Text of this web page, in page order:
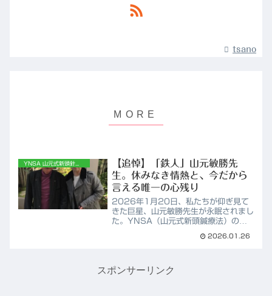
tsano
【追悼】「鉄人」山元敏勝先
生。休みなき情熱と、今だから
言える唯一の心残り
2026年1月20日、私たちが仰ぎ見て
きた巨星、山元敏勝先生が永眠されまし
た。YNSA（山元式新頭鍼療法）の創
けてこられた先生。YMSA学会メンバ
2026.01.26
スポンサーリンク